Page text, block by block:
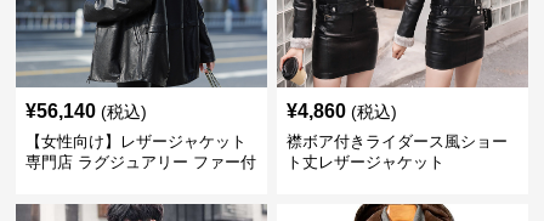
¥56,140 (税込)
【女性向け】レザージャケット
専門店 ラグジュアリー ファー付
¥4,860 (税込)
襟ボア付きライダース風ショー
ト丈レザージャケット